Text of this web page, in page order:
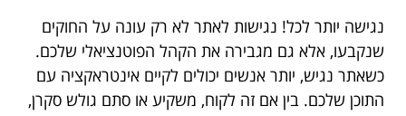
נגישה יותר לכל! נגישות לאתר לא רק עונה על החוקים
שנקבעו, אלא גם מגבירה את הקהל הפוטנציאלי שלכם.
כשאתר נגיש, יותר אנשים יכולים לקיים אינטראקציה עם
התוכן שלכם. בין אם זה לקוח, משקיע או סתם גולש סקרן,